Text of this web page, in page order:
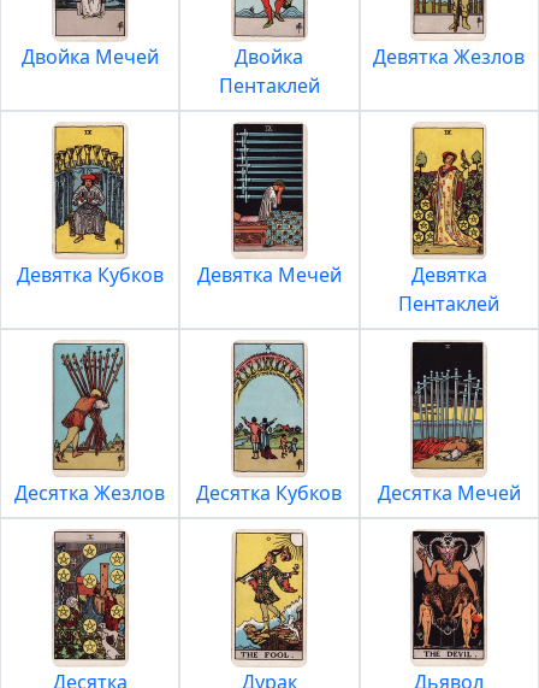
Двойка Мечей
Двойка
Пентаклей
Девятка Жезлов
Девятка Кубков Девятка Мечей
Девятка
Пентаклей
Десятка Жезлов Десятка Кубков Десятка Мечей
Десятка Дурак Дьявол